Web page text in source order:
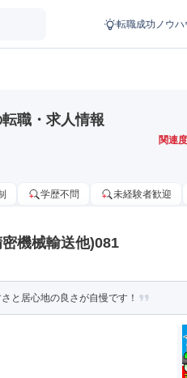
転職成功ノウハ
職・求人情報
関連
学歴不問 未経験者歓迎
機械輸送他)081
と居心地の良さが自慢です！